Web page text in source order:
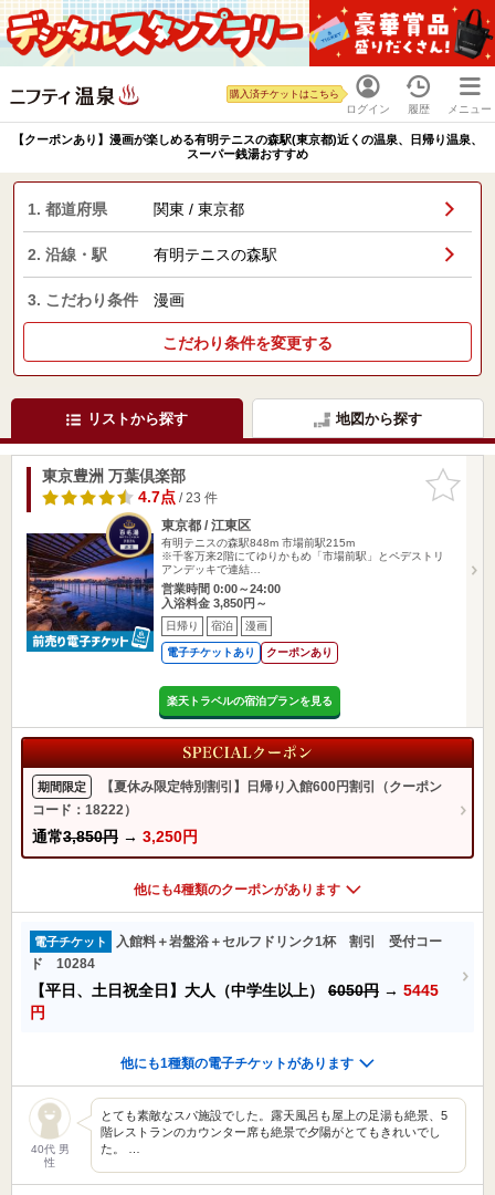
ログイン
購入済チケットはこちら
履歴 メニュー
【クーポンあり】漫画が楽しめる有明テニスの森駅(東京都)近くの温泉、日帰り温泉、
スーパー銭湯おすすめ
1. 都道府県 関東 / 東京都
2. 沿線・駅 有明テニスの森駅
3. こだわり条件 漫画
こだわり条件を変更する
リストから探す 地図から探す
お気に入
りに追加
東京豊洲 万葉倶楽部
4.7点/ 23 件
東京都 / 江東区
有明テニスの森駅848m 市場前駅215m
※千客万来2階にてゆりかもめ「市場前駅」とペデストリ
アンデッキで連結…
営業時間 0:00～24:00
入浴料金 3,850円～
日帰り 宿泊 漫画
電子チケットあり クーポンあり
楽天トラベルの宿泊プランを見る
期間限定
【夏休み限定特別割引】日帰り入館600円割引（クーポン
コード：18222）
通常3,850円 → 3,250円
他にも4種類のクーポンがあります
電子チケット
入館料＋岩盤浴＋セルフドリンク1杯 割引 受付コー
ド 10284
【平日、土日祝全日】大人（中学生以上） 6050円 → 5445
円
他にも1種類の電子チケットがあります
40代 男
性
とても素敵なスパ施設でした。露天風呂も屋上の足湯も絶景、5
階レストランのカウンター席も絶景で夕陽がとてもきれいでし
た。 …